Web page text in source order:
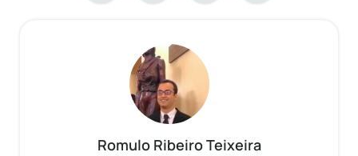
Romulo Ribeiro Teixeira